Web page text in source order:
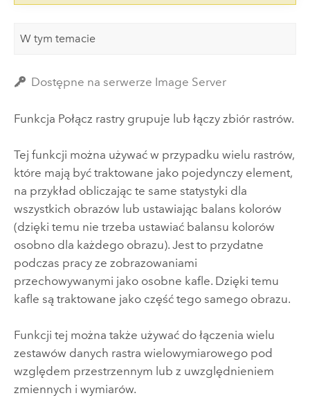
W tym temacie
Dostępne na serwerze Image Server
Funkcja Połącz rastry grupuje lub łączy zbiór rastrów.
Tej funkcji można używać w przypadku wielu rastrów,
które mają być traktowane jako pojedynczy element,
na przykład obliczając te same statystyki dla
wszystkich obrazów lub ustawiając balans kolorów
(dzięki temu nie trzeba ustawiać balansu kolorów
osobno dla każdego obrazu). Jest to przydatne
podczas pracy ze zobrazowaniami
przechowywanymi jako osobne kafle. Dzięki temu
kafle są traktowane jako część tego samego obrazu.
Funkcji tej można także używać do łączenia wielu
zestawów danych rastra wielowymiarowego pod
względem przestrzennym lub z uwzględnieniem
zmiennych i wymiarów.